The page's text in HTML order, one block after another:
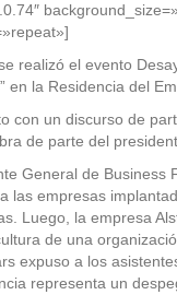
realizó el evento
en la Residencia del
con un discurso de
de parte del
General de
las empresas
Luego, la empresa
de una
expuso a los
representa un